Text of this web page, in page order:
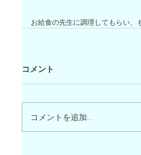
お給食の先生に調理してもらい、
コメント
コメントを追加…